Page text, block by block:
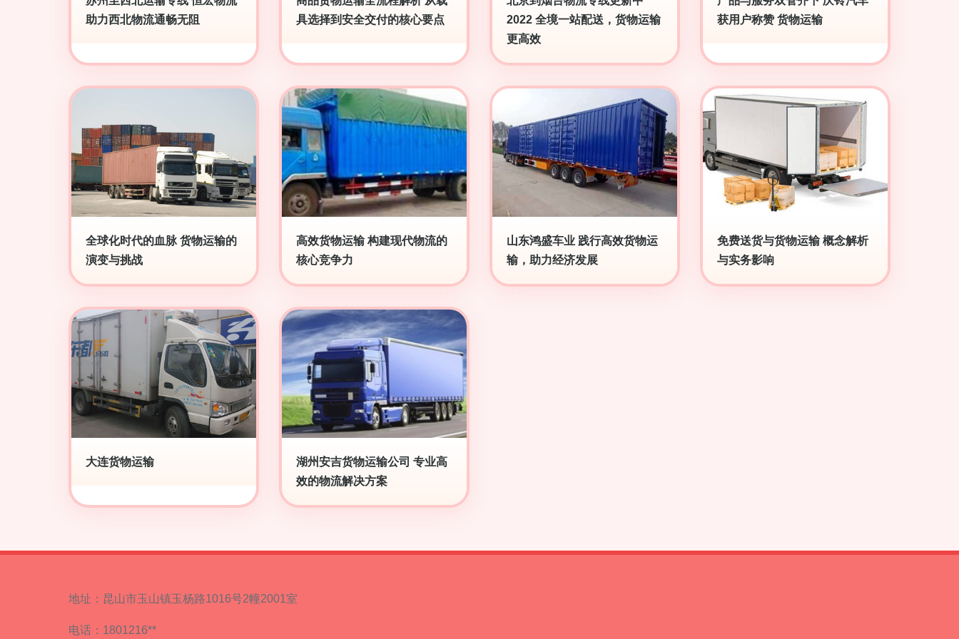
助力西北物流通畅无阻
具选择到安全交付的核心要点
2022 全境一站配送，货物运输
更高效
获用户称赞 货物运输
全球化时代的血脉 货物运输的
演变与挑战
高效货物运输 构建现代物流的
核心竞争力
山东鸿盛车业 践行高效货物运
输，助力经济发展
免费送货与货物运输 概念解析
与实务影响
大连货物运输
湖州安吉货物运输公司 专业高
效的物流解决方案
地址：昆山市玉山镇玉杨路1016号2幢2001室
电话：1801216**